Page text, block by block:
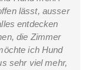
lässt, ausser
entdecken
die Zimmer
ich Hund
sehr viel mehr,